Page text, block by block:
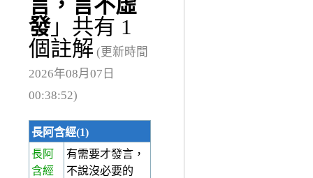
言，言不虛
發」共有 1
個註解 (更新時間
2026年08月07日
00:38:52)
長阿含經(1)
長阿
含經
有需要才發言，
不說沒必要的